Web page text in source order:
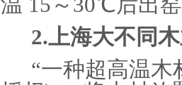
温 15～30℃后出
2.上海大不同
“一种超高温木